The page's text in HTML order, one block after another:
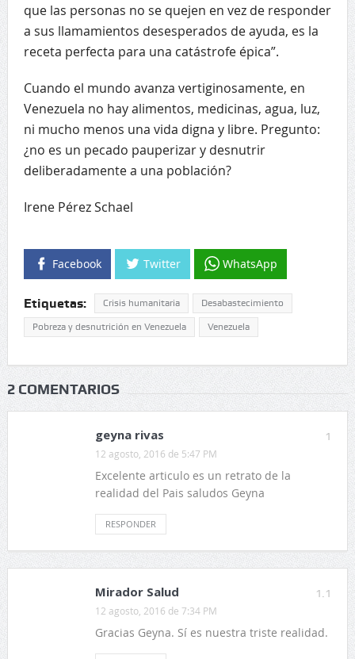
que las personas no se quejen en vez de responder
a sus llamamientos desesperados de ayuda, es la
receta perfecta para una catástrofe épica”.
Cuando el mundo avanza vertiginosamente, en
Venezuela no hay alimentos, medicinas, agua, luz,
ni mucho menos una vida digna y libre. Pregunto:
¿no es un pecado pauperizar y desnutrir
deliberadamente a una población?
Irene Pérez Schael
Facebook Twitter WhatsApp
Etiquetas: Crisis humanitaria Desabastecimiento
Pobreza y desnutrición en Venezuela Venezuela
2 COMENTARIOS
1
geyna rivas
12 agosto, 2016 de 5:47 PM
Excelente articulo es un retrato de la
realidad del Pais saludos Geyna
RESPONDER
1.1
Mirador Salud
12 agosto, 2016 de 7:34 PM
Gracias Geyna. Sí es nuestra triste realidad.